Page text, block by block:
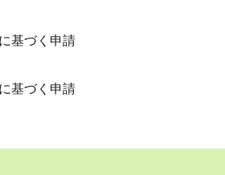
基づく申請
基づく申請